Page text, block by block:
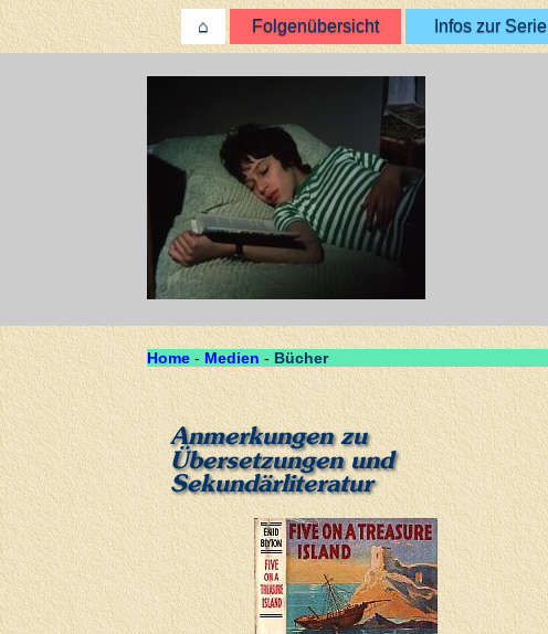
⌂ Folgenübersicht Infos zur Serie
Home - Medien - Bücher
Anmerkungen zu
Übersetzungen und
Sekundärliteratur